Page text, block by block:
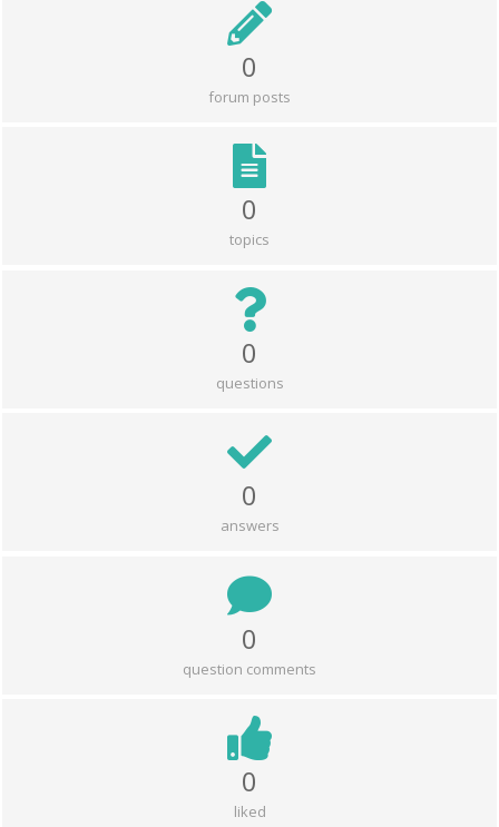
0
forum posts
0
topics
0
questions
0
answers
0
question comments
0
liked